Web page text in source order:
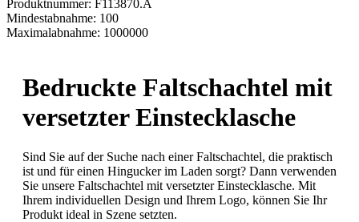
Produktnummer: F113870.A
Mindestabnahme: 100
Maximalabnahme: 1000000
Bedruckte Faltschachtel mit
versetzter Einstecklasche
Sind Sie auf der Suche nach einer Faltschachtel, die praktisch
ist und für einen Hingucker im Laden sorgt? Dann verwenden
Sie unsere Faltschachtel mit versetzter Einstecklasche. Mit
Ihrem individuellen Design und Ihrem Logo, können Sie Ihr
Produkt ideal in Szene setzten.